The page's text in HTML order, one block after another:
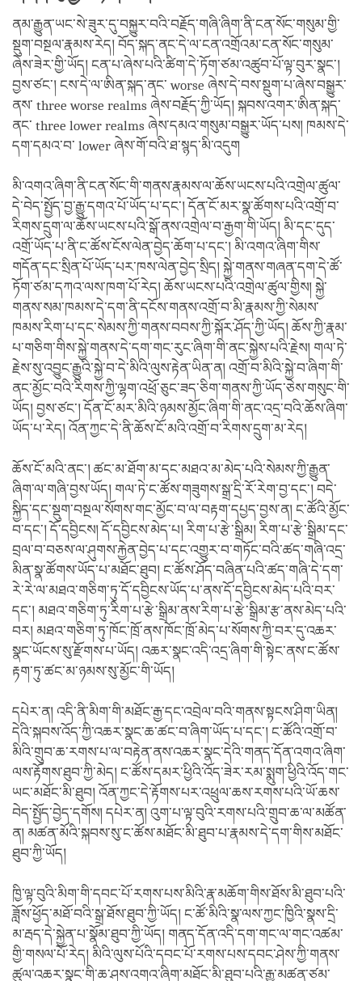
ནམ་རྒྱུན་ཡང་སེ་ཟུར་དུ་བསྐྱུར་བའི་བརྗོད་གཞི་ཞིག་ནི་ངན་སོང་གསུམ་གྱི་
སྡུག་བསྔལ་རྣམས་རེད། བོད་སྐད་ནང་དེ་ལ་ངན་འགྲོའམ་ངན་སོང་གསུམ་
ཞེས་ཟེར་གྱི་ཡོད། ངན་པ་ཞེས་པའི་ཚིག་དེ་ཏོག་ཙམ་འཚུབ་པོ་ལྟ་བུར་སྣང་།
བྱས་ཙང་། ངས་དེ་ལ་ཨིན་སྐད་ནང་ worse ཞེས་དེ་བས་སྡུག་པ་ཞེས་བསྒྱུར་
ནས་ three worse realms ཞེས་བརྗོད་ཀྱི་ཡོད། སྐབས་འགར་ཨིན་སྐད་
ནང་ three lower realms ཞེས་དམའ་གསུམ་བསྒྱུར་ཡོད་པས། ཁམས་དེ་
དག་དམའ་བ་ lower ཞེས་གོ་བའི་ཐ་སྙད་མི་འདུག
མི་འགའ་ཞིག་ནི་ངན་སོང་གི་གནས་རྣམས་ལ་ཆོས་ཡངས་པའི་འགྲེལ་ཚུལ་
དེ་བེད་སྤྱོད་བྱ་རྒྱུ་དགའ་པོ་ཡོད་པ་དང་། དོན་ངོ་མར་སྣ་ཚོགས་པའི་འགྲོ་བ་
རིགས་དྲུག་ལ་ཆོས་ཡངས་པའི་སྒོ་ནས་འགྲེལ་བ་རྒྱག་གི་ཡོད། མི་དང་དུད་
འགྲོ་ཡོད་པ་ནི་ང་ཚོས་ངོས་ལེན་བྱེད་ཆོག་པ་དང་། མི་འགའ་ཞིག་གིས་
གདོན་དང་སྲིན་པོ་ཡོད་པར་ཁས་ལེན་བྱེད་སྲིད། སྐྱེ་གནས་གཞན་དག་དེ་ཚོ་
ཏོག་ཙམ་དཀའ་ལས་ཁག་པོ་རེད། ཆོས་ཡངས་པའི་འགྲེལ་ཚུལ་གྱིས། སྐྱེ་
གནས་སམ་ཁམས་དེ་དག་ནི་དངོས་གནས་འགྲོ་བ་མི་རྣམས་ཀྱི་སེམས་
ཁམས་རིག་པ་དང་སེམས་ཀྱི་གནས་བབས་ཀྱི་སྐོར་ཤོད་ཀྱི་ཡོད། ཆོས་ཀྱི་རྣམ་
པ་གཅིག་གིས་སྐྱེ་གནས་དེ་དག་གང་རུང་ཞིག་གི་ནང་སྐྱེས་པའི་རྗེས། གལ་ཏེ་
རྗེས་སུ་འབྱུང་རྒྱུའི་སྐྱེ་བ་དེ་མིའི་ལུས་རྟེན་ཡིན་ན། འགྲོ་བ་མིའི་སྐྱེ་བ་ཞིག་གི་
ནང་མྱོང་བའི་རིགས་ཀྱི་ལྷག་འཕྲོ་ཅུང་ཟད་ཅིག་གནས་ཀྱི་ཡོད་ཅེས་གསུང་གི་
ཡོད། བྱས་ཙང་། དོན་ངོ་མར་མིའི་ཉམས་མྱོང་ཞིག་གི་ནང་འདྲ་བའི་ཆོས་ཞིག་
ཡོད་པ་རེད། འོན་ཀྱང་དེ་ནི་ཆོས་ངོ་མའི་འགྲོ་བ་རིགས་དྲུག་མ་རེད།
ཆོས་ངོ་མའི་ནང་། ཚང་མ་ཐོག་མ་དང་མཐའ་མ་མེད་པའི་སེམས་ཀྱི་རྒྱུན་
ཞིག་ལ་གཞི་བྱས་ཡོད། གལ་ཏེ་ང་ཚོས་གཟུགས་སྒྲ་དྲི་རོ་རེག་བྱ་དང་། བདེ་
སྐྱིད་དང་སྡུག་བསྔལ་སོགས་གང་མྱོང་བ་ལ་བརྟག་དཔྱད་བྱས་ན། ང་ཚོའི་མྱོང་
བ་དང་། དོ་དབྱིངས། དོ་དབྱིངས་མེད་པ། རིག་པ་རྩེ་སྒྲིམ། རིག་པ་རྩེ་སྒྲིམ་དང་
བྲལ་བ་བཅས་ལ་ཤུགས་རྐྱེན་བྱེད་པ་དང་འགྱུར་བ་གཏོང་བའི་ཚད་གཞི་འདྲ་
མིན་སྣ་ཚོགས་ཡོད་པ་མཐོང་ཐུབ། ང་ཚོས་ཤོད་བཞིན་པའི་ཚད་གཞི་དེ་དག་
རེ་རེ་ལ་མཐའ་གཅིག་ཏུ་དོ་དབྱིངས་ཡོད་པ་ནས་དོ་དབྱིངས་མེད་པའི་བར་
དང་། མཐའ་གཅིག་ཏུ་རིག་པ་རྩེ་སྒྲིམ་ནས་རིག་པ་རྩེ་སྒྲིམ་རྩ་ནས་མེད་པའི་
བར། མཐའ་གཅིག་ཏུ་ཁོང་ཁྲོ་ནས་ཁོང་ཁྲོ་མེད་པ་སོགས་ཀྱི་བར་དུ་འཆར་
སྣང་ཡོངས་སུ་རྫོགས་པ་ཡོད། འཆར་སྣང་འདི་འདྲ་ཞིག་གི་སྟེང་ནས་ང་ཚོས་
རྟག་ཏུ་ཚང་མ་ཉམས་སུ་མྱོང་གི་ཡོད།
དཔེར་ན། འདི་ནི་མིག་གི་མཐོང་རྒྱ་དང་འབྲེལ་བའི་གནས་སྟངས་ཤིག་ཡིན།
དེའི་སྐབས་འོད་ཀྱི་འཆར་སྣང་ཆ་ཚང་བ་ཞིག་ཡོད་པ་དང་། ང་ཚོའི་འགྲོ་བ་
མིའི་གྲུབ་ཆ་རགས་པ་ལ་བརྟེན་ནས་འཆར་སྣང་དེའི་གནད་དོན་འགའ་ཞིག་
ལས་རྟོགས་ཐུབ་ཀྱི་མེད། ང་ཚོས་དམར་ཕྱིའི་འོད་ཟེར་རམ་སྨུག་ཕྱིའི་འོད་གང་
ཡང་མཐོང་མི་ཐུབ། འོན་ཀྱང་དེ་རྟོགས་པར་འཕྲུལ་ཆས་རགས་པའི་ཡོ་ཆས་
བེད་སྤྱོད་བྱེད་དགོས། དཔེར་ན། འུག་པ་ལྟ་བུའི་རགས་པའི་གྲུབ་ཆ་ལ་མཚོན་
ན། མཚན་མོའི་སྐབས་སུ་ང་ཚོས་མཐོང་མི་ཐུབ་པ་རྣམས་དེ་དག་གིས་མཐོང་
ཐུབ་ཀྱི་ཡོད།
ཁྱི་ལྟ་བུའི་མིག་གི་དབང་པོ་རགས་པས་མིའི་རྣ་མཆོག་གིས་ཐོས་མི་ཐུབ་པའི་
ཟློས་ཕྱོད་མཐོ་བའི་སྒྲ་ཐོས་ཐུབ་ཀྱི་ཡོད། ང་ཚོ་མིའི་སྣ་ལས་ཀྱང་ཁྱིའི་སྣས་དྲི་
མ་རྦད་དེ་སྐྱེན་པ་སྣོམ་ཐུབ་ཀྱི་ཡོད། གནད་དོན་འདི་དག་གང་ལ་གང་འཚམ་
གྱི་གསལ་པོ་རེད། མིའི་ལུས་པོའི་དབང་པོ་རགས་པས་དབང་ཤེས་ཀྱི་གནས་
ཚུལ་འཆར་སྣང་གི་ཆ་ཤས་འགའ་ཞིག་མཐོང་མི་ཐུབ་པའི་རྒྱུ་མཚན་ཙམ་